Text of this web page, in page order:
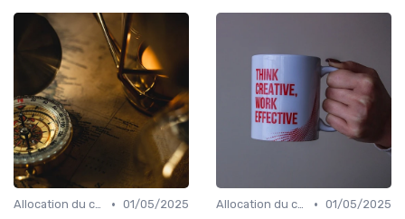
Allocation du capital & arbitrages • 01/05/2025
Allocation du capital & arbitrages • 01/05/2025